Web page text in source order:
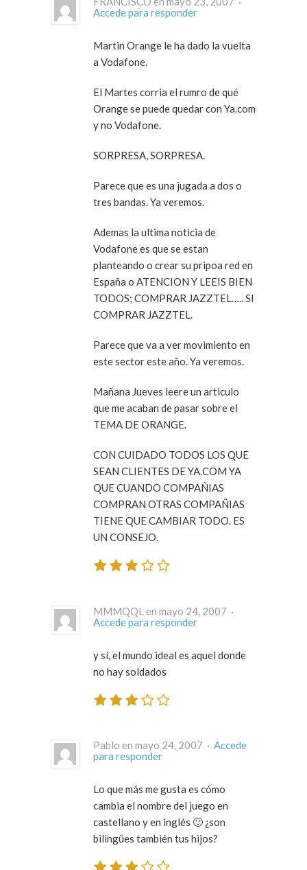
Accede para responder
Martin Orange le ha dado la vuelta
a Vodafone.
El Martes corria el rumro de qué
Orange se puede quedar con Ya.com
y no Vodafone.
SORPRESA, SORPRESA.
Parece que es una jugada a dos o
tres bandas. Ya veremos.
Ademas la ultima noticia de
Vodafone es que se estan
planteando o crear su pripoa red en
España o ATENCION Y LEEIS BIEN
TODOS; COMPRAR JAZZTEL….. SI
COMPRAR JAZZTEL.
Parece que va a ver movimiento en
este sector este año. Ya veremos.
Mañana Jueves leere un articulo
que me acaban de pasar sobre el
TEMA DE ORANGE.
CON CUIDADO TODOS LOS QUE
SEAN CLIENTES DE YA.COM YA
QUE CUANDO COMPAÑIAS
COMPRAN OTRAS COMPAÑIAS
TIENE QUE CAMBIAR TODO. ES
UN CONSEJO.
MMMQQL en mayo 24, 2007 ·
Accede para responder
y sí, el mundo ideal es aquel donde
no hay soldados
Pablo en mayo 24, 2007 · Accede
para responder
Lo que más me gusta es cómo
cambia el nombre del juego en
castellano y en inglés 🙂 ¿son
bilingües también tus hijos?